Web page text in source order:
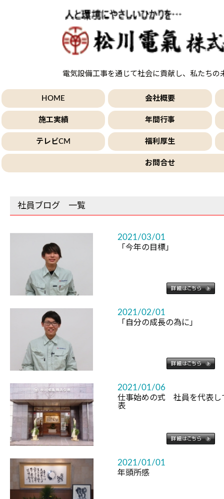
電気設備工事を通じて社会に貢献し、私たちの
HOME 会社概要
施工実績 年間行事
テレビCM 福利厚生
お問合せ
社員ブログ 一覧
2021/03/01
「今年の目標」
2021/02/01
「自分の成長の為に」
2021/01/06
仕事始めの式 社員を代表し
表
2021/01/01
年頭所感